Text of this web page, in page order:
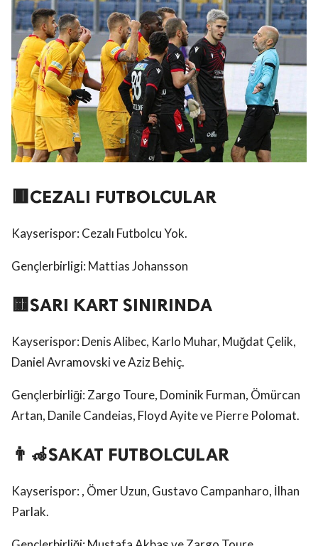
🟥CEZALI FUTBOLCULAR
Kayserispor: Cezalı Futbolcu Yok.
Gençlerbirligi: Mattias Johansson
🟨SARI KART SINIRINDA
Kayserispor: Denis Alibec, Karlo Muhar, Muğdat Çelik,
Daniel Avramovski ve Aziz Behiç.
Gençlerbirliği: Zargo Toure, Dominik Furman, Ömürcan
Artan, Danile Candeias, Floyd Ayite ve Pierre Polomat.
👨‍🦽SAKAT FUTBOLCULAR
Kayserispor: , Ömer Uzun, Gustavo Campanharo, İlhan
Parlak.